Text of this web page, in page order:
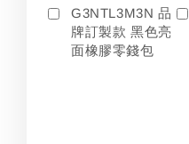
G3NTL3M3N 品
牌訂製款 黑色亮
面橡膠零錢包